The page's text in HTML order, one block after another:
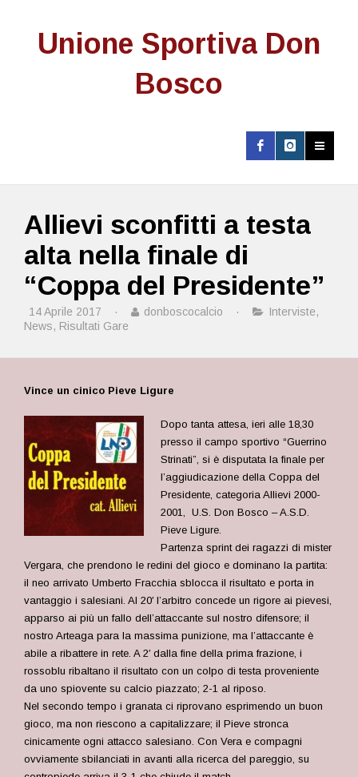
Unione Sportiva Don
Bosco
Allievi sconfitti a testa
alta nella finale di
“Coppa del Presidente”
14 Aprile 2017 · donboscocalcio · Interviste,
News, Risultati Gare
Vince un cinico Pieve Ligure
Dopo tanta attesa, ieri alle 18,30
presso il campo sportivo “Guerrino
Strinati”, si è disputata la finale per
l’aggiudicazione della Coppa del
Presidente, categoria Allievi 2000-
2001, U.S. Don Bosco – A.S.D.
Pieve Ligure.
Partenza sprint dei ragazzi di mister
Vergara, che prendono le redini del gioco e dominano la partita:
il neo arrivato Umberto Fracchia sblocca il risultato e porta in
vantaggio i salesiani. Al 20′ l’arbitro concede un rigore ai pievesi,
apparso ai più un fallo dell’attaccante sul nostro difensore; il
nostro Arteaga para la massima punizione, ma l’attaccante è
abile a ribattere in rete. A 2′ dalla fine della prima frazione, i
rossoblu ribaltano il risultato con un colpo di testa proveniente
da uno spiovente su calcio piazzato; 2-1 al riposo.
Nel secondo tempo i granata ci riprovano esprimendo un buon
gioco, ma non riescono a capitalizzare; il Pieve stronca
cinicamente ogni attacco salesiano. Con Vera e compagni
ovviamente sbilanciati in avanti alla ricerca del pareggio, su